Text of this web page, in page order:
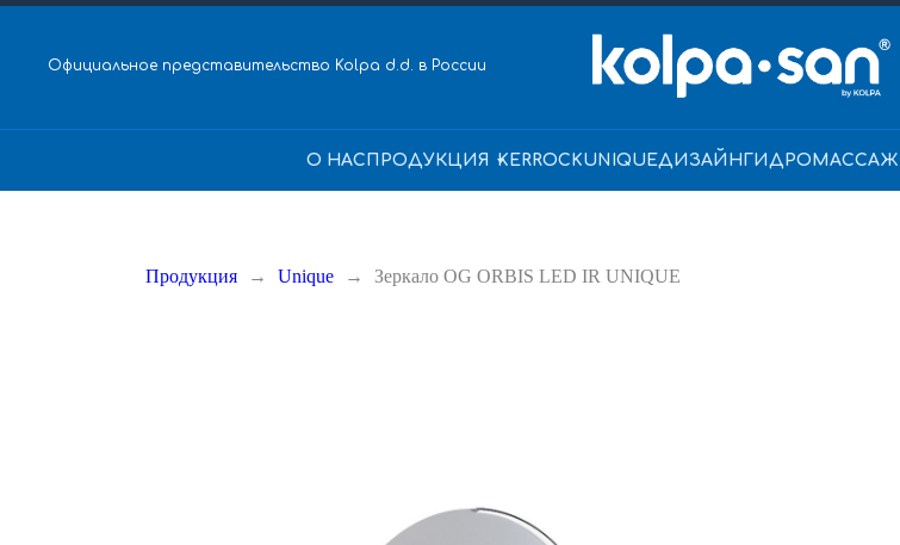
Официальное представительство Kolpa d.d. в России
О НАС ПРОДУКЦИЯ KERROCKUNIQUEДИЗАЙН ГИДРОМАССАЖ
Продукция Unique Зеркало OG ORBIS LED IR UNIQUE